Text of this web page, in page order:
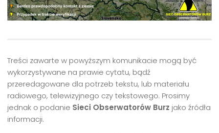
Treści zawarte w powyższym komunikacie mogą być
wykorzystywane na prawie cytatu, bądź
przeredagowane dla potrzeb tekstu, lub materiału
radiowego, telewizyjnego czy tekstowego. Prosimy
jednak o podanie Sieci Obserwatorów Burz jako źródła
informacji.